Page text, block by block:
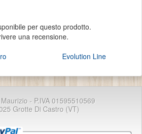
per questo prodotto.
una recensione.
Evolution Line
- P.IVA 01595510569
Grotte Di Castro (VT)